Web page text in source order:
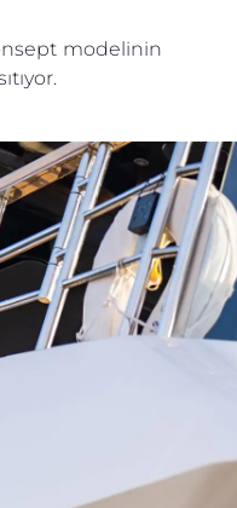
modelinin